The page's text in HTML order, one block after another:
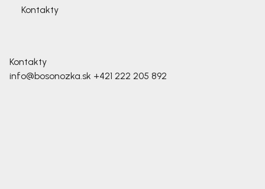
Kontakty
Kontakty
info@bosonozka.sk +421 222 205 892